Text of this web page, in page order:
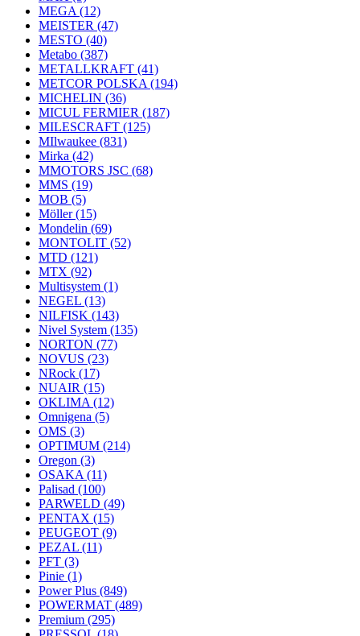
MEGA (12)
MEISTER (47)
MESTO (40)
Metabo (387)
METALLKRAFT (41)
METCOR POLSKA (194)
MICHELIN (36)
MICUL FERMIER (187)
MILESCRAFT (125)
MIlwaukee (831)
Mirka (42)
MMOTORS JSC (68)
MMS (19)
MOB (5)
Möller(15)
Mondelin (69)
MONTOLIT (52)
MTD (121)
MTX (92)
Multisystem (1)
NEGEL (13)
NILFISK (143)
Nivel System (135)
NORTON (77)
NOVUS (23)
NRock (17)
NUAIR (15)
OKLIMA (12)
Omnigena (5)
OMS (3)
OPTIMUM (214)
Oregon (3)
OSAKA (11)
Palisad (100)
PARWELD (49)
PENTAX (15)
PEUGEOT (9)
PEZAL (11)
PFT (3)
Pinie (1)
Power Plus (849)
POWERMAT (489)
Premium (295)